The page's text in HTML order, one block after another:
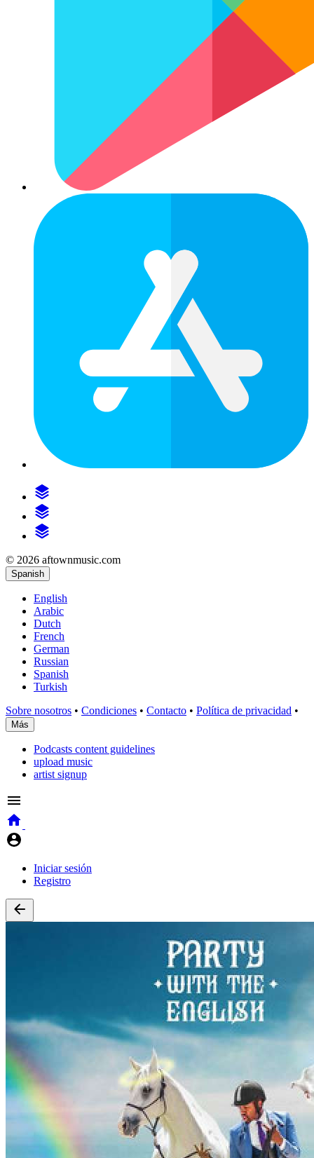
© 2026 aftownmusic.com
Spanish
English
Arabic
Dutch
French
German
Russian
Spanish
Turkish
Sobre nosotros • Condiciones • Contacto • Política de privacidad •
Más
Podcasts content guidelines
upload music
artist signup
Iniciar sesión
Registro